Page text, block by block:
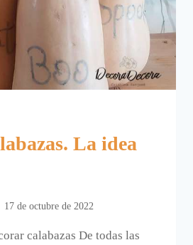
La idea
17 de octubre de 2022
calabazas De todas las